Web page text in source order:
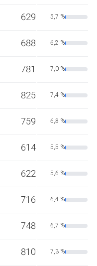
629 5,7 %
688 6,2 %
781 7,0 %
825 7,4 %
759 6,8 %
614 5,5 %
622 5,6 %
716 6,4 %
748 6,7 %
810 7,3 %